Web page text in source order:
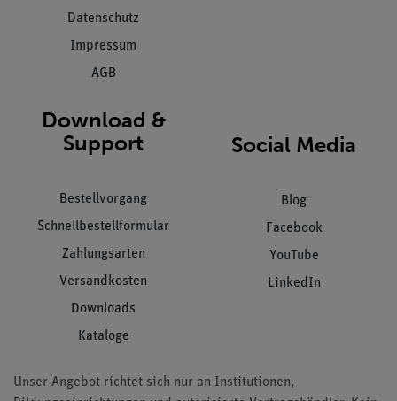
Datenschutz
Impressum
AGB
Download &
Support
Bestellvorgang
Schnellbestellformular
Zahlungsarten
Versandkosten
Downloads
Kataloge
Social Media
Blog
Facebook
YouTube
LinkedIn
Unser Angebot richtet sich nur an Institutionen,